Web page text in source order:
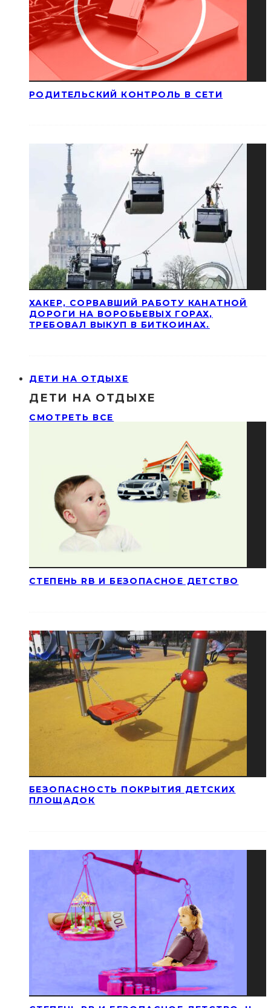
РОДИТЕЛЬСКИЙ КОНТРОЛЬ В СЕТИ
ХАКЕР, СОРВАВШИЙ РАБОТУ КАНАТНОЙ
ДОРОГИ НА ВОРОБЬЕВЫХ ГОРАХ,
ТРЕБОВАЛ ВЫКУП В БИТКОИНАХ.
ДЕТИ НА ОТДЫХЕ
ДЕТИ НА ОТДЫХЕ
СМОТРЕТЬ ВСЕ
СТЕПЕНЬ RB И БЕЗОПАСНОЕ ДЕТСТВО
БЕЗОПАСНОСТЬ ПОКРЫТИЯ ДЕТСКИХ
ПЛОЩАДОК